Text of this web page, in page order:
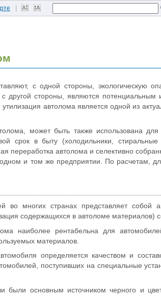
с одной стороны, экологическую
стороны, являются потенциальным
автолома является одной из
может быть также использована для
срок в быту (холодильники,
переработка автолома и селективно
и том же предприятии. По расчетам,
многих странах представляет собой
содержащихся в автоломе материалов)
наиболее рентабельна для
материалов.
определяется качеством и
поступивших на специальные
основным источником черного и